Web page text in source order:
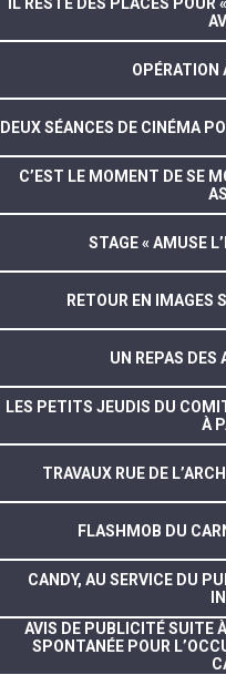
IL RESTE DES PLACES
OPÉRATION
DEUX SÉANCES DE CINÉMA
C’EST LE MOMENT DE SE
STAGE « AMUSE
RETOUR EN IMAGES
UN REPAS DES
LES PETITS JEUDIS DU
À
TRAVAUX RUE DE
FLASHMOB DU
CANDY, AU SERVICE DU
AVIS DE PUBLICITÉ SUITE
SPONTANÉE POUR